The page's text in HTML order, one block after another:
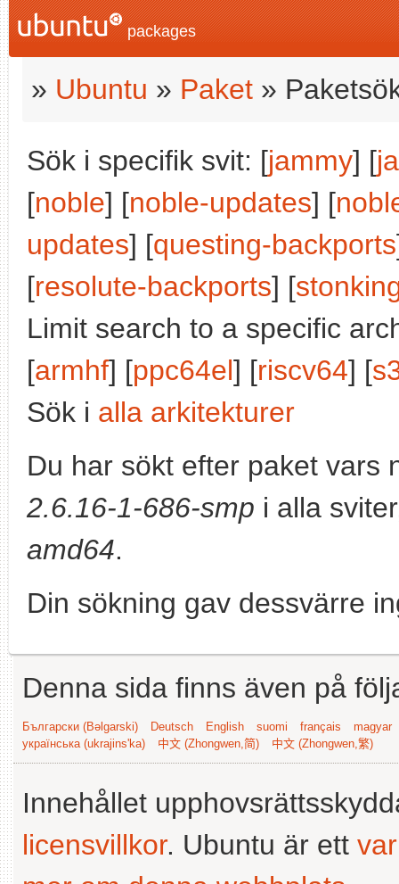
packages
» Ubuntu » Paket »
Sök i specifik svit: [jammy] [
[noble] [noble-updates] [
updates] [questing-backports
[resolute-backports] [
Limit search to a specific
[armhf] [ppc64el] [riscv64] [
Sök i alla arkitekturer
Du har sökt efter paket vars
2.6.16-1-686-smp i alla
amd64.
Din sökning gav dessvärre
Denna sida finns även på
Български (Bəlgarski) Deutsch English suomi français
magyar
українська (ukrajins'ka)
中文 (Zhongwen,简) 中文 (Zhongwen,繁)
Innehållet
licensvillkor. Ubuntu är ett